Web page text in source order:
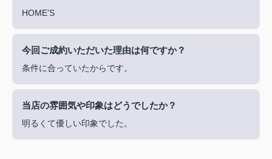
HOME’S
今回ご成約いただいた理由は何ですか？
条件に合っていたからです。
当店の雰囲気や印象はどうでしたか？
明るくて優しい印象でした。